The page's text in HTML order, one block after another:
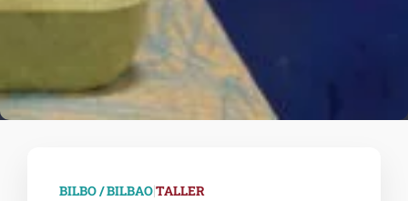
BILBO / BILBAO|TALLER